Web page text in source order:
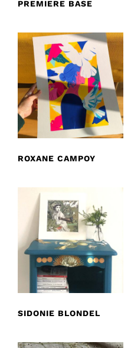
PREMIERE BASE
ROXANE CAMPOY
SIDONIE BLONDEL